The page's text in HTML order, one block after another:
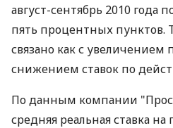
август-сентябрь 2010 года
пять процентных пунктов.
связано как с увеличением
снижением ставок по
По данным компании
средняя реальная ставка на